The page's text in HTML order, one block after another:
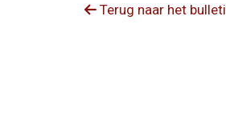
Terug naar het